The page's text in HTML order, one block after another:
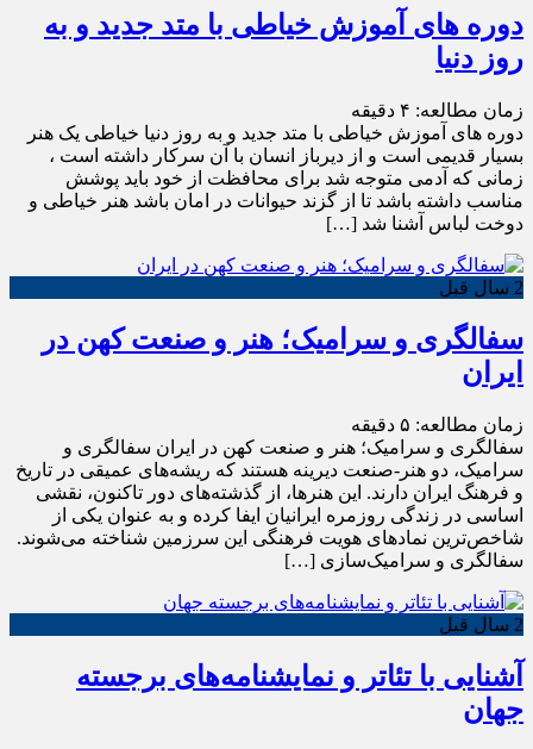
دوره های آموزش خیاطی با متد جدید و به
روز دنیا
زمان مطالعه: ۴ دقیقه
دوره های آموزش خیاطی با متد جدید و به روز دنیا خیاطی یک هنر
بسیار قدیمی است و از دیرباز انسان با آن سرکار داشته است ،
زمانی که آدمی متوجه شد برای محافظت از خود باید پوشش
مناسب داشته باشد تا از گزند حیوانات در امان باشد هنر خیاطی و
دوخت لباس آشنا شد […]
2 سال قبل
سفالگری و سرامیک؛ هنر و صنعت کهن در
ایران
زمان مطالعه: ۵ دقیقه
سفالگری و سرامیک؛ هنر و صنعت کهن در ایران سفالگری و
سرامیک، دو هنر-صنعت دیرینه هستند که ریشه‌های عمیقی در تاریخ
و فرهنگ ایران دارند. این هنرها، از گذشته‌های دور تاکنون، نقشی
اساسی در زندگی روزمره ایرانیان ایفا کرده و به عنوان یکی از
شاخص‌ترین نمادهای هویت فرهنگی این سرزمین شناخته می‌شوند.
سفالگری و سرامیک‌سازی […]
2 سال قبل
آشنایی با تئاتر و نمایشنامه‌های برجسته
جهان